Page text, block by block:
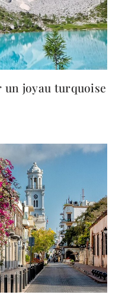
un joyau turquoise